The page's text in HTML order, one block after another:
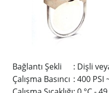
Bağlantı Şekli
: Dişli
Çalışma Basıncı : 400 PSI